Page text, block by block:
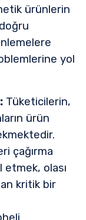
ürünlerin
yol
Tüketicilerin,
ürün
çağırma
olası
kritik bir